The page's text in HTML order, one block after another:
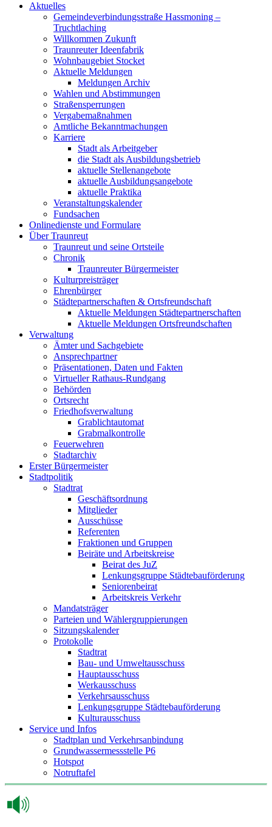
Aktuelles
Gemeindeverbindungsstraße Hassmoning –
Truchtlaching
Willkommen Zukunft
Traunreuter Ideenfabrik
Wohnbaugebiet Stocket
Aktuelle Meldungen
Meldungen Archiv
Wahlen und Abstimmungen
Straßensperrungen
Vergabemaßnahmen
Amtliche Bekanntmachungen
Karriere
Stadt als Arbeitgeber
die Stadt als Ausbildungsbetrieb
aktuelle Stellenangebote
aktuelle Ausbildungsangebote
aktuelle Praktika
Veranstaltungskalender
Fundsachen
Onlinedienste und Formulare
Über Traunreut
Traunreut und seine Ortsteile
Chronik
Traunreuter Bürgermeister
Kulturpreisträger
Ehrenbürger
Städtepartnerschaften & Ortsfreundschaft
Aktuelle Meldungen Städtepartnerschaften
Aktuelle Meldungen Ortsfreundschaften
Verwaltung
Ämter und Sachgebiete
Ansprechpartner
Präsentationen, Daten und Fakten
Virtueller Rathaus-Rundgang
Behörden
Ortsrecht
Friedhofsverwaltung
Grablichtautomat
Grabmalkontrolle
Feuerwehren
Stadtarchiv
Erster Bürgermeister
Stadtpolitik
Stadtrat
Geschäftsordnung
Mitglieder
Ausschüsse
Referenten
Fraktionen und Gruppen
Beiräte und Arbeitskreise
Beirat des JuZ
Lenkungsgruppe Städtebauförderung
Seniorenbeirat
Arbeitskreis Verkehr
Mandatsträger
Parteien und Wählergruppierungen
Sitzungskalender
Protokolle
Stadtrat
Bau- und Umweltausschuss
Hauptausschuss
Werkausschuss
Verkehrsausschuss
Lenkungsgruppe Städtebauförderung
Kulturausschuss
Service und Infos
Stadtplan und Verkehrsanbindung
Grundwassermessstelle P6
Hotspot
Notruftafel